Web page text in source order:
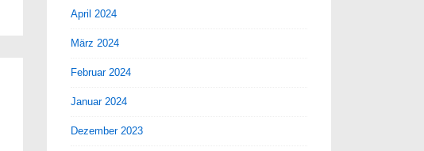
April 2024
März 2024
Februar 2024
Januar 2024
Dezember 2023